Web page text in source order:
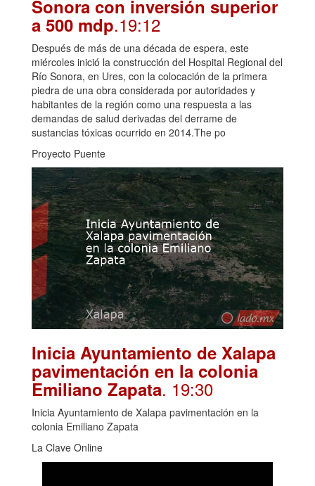
Sonora con inversión superior
a 500 mdp.19:12
Después de más de una década de espera, este
miércoles inició la construcción del Hospital Regional del
Río Sonora, en Ures, con la colocación de la primera
piedra de una obra considerada por autoridades y
habitantes de la región como una respuesta a las
demandas de salud derivadas del derrame de
sustancias tóxicas ocurrido en 2014.The po
Proyecto Puente
Inicia Ayuntamiento de Xalapa
pavimentación en la colonia
Emiliano Zapata. 19:30
Inicia Ayuntamiento de Xalapa pavimentación en la
colonia Emiliano Zapata
La Clave Online